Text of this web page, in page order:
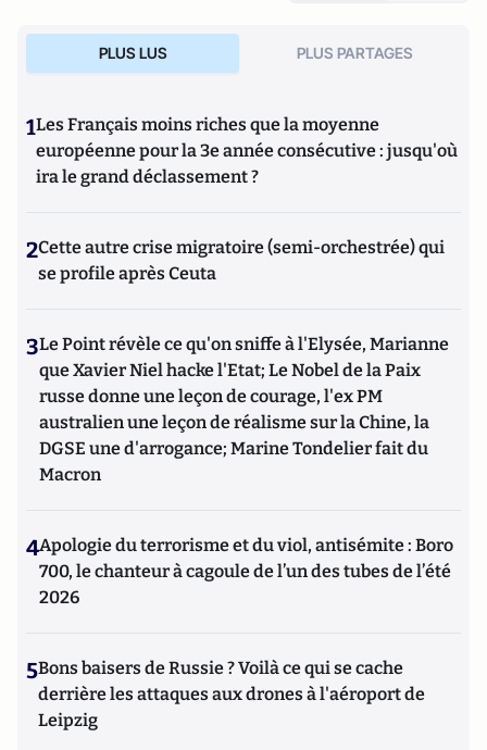
PLUS LUS PLUS PARTAGES
1Les Français moins riches que la moyenne
européenne pour la 3e année consécutive : jusqu'où
ira le grand déclassement ?
2Cette autre crise migratoire (semi-orchestrée) qui
se profile après Ceuta
3Le Point révèle ce qu'on sniffe à l'Elysée, Marianne
que Xavier Niel hacke l'Etat; Le Nobel de la Paix
russe donne une leçon de courage, l'ex PM
australien une leçon de réalisme sur la Chine, la
DGSE une d'arrogance; Marine Tondelier fait du
Macron
4Apologie du terrorisme et du viol, antisémite : Boro
700, le chanteur à cagoule de l’un des tubes de l’été
2026
5Bons baisers de Russie ? Voilà ce qui se cache
derrière les attaques aux drones à l'aéroport de
Leipzig